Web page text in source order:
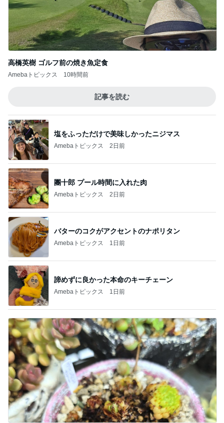
高橋英樹 ゴルフ前の焼き魚定食
Amebaトピックス 10時間前
記事を読む
塩をふっただけで美味しかったニジマス
Amebaトピックス 2日前
團十郎 プール時間に入れた肉
Amebaトピックス 2日前
バターのコクがアクセントのナポリタン
Amebaトピックス 1日前
諦めずに良かった本命のキーチェーン
Amebaトピックス 1日前